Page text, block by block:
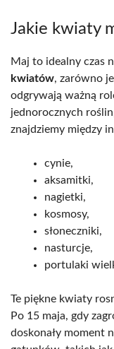
Jakie kwiaty
Maj to idealny czas
kwiatów, zarówno
odgrywają ważną
jednorocznych
znajdziemy między
cynie,
aksamitki,
nagietki,
kosmosy,
słoneczniki,
nasturcje,
portulaki
Te piękne kwiaty
Po 15 maja, gdy
doskonały moment